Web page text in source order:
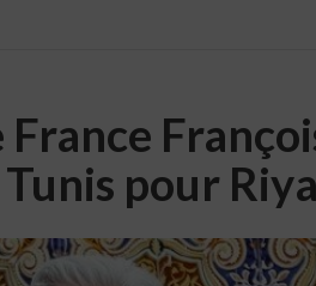
France
pour